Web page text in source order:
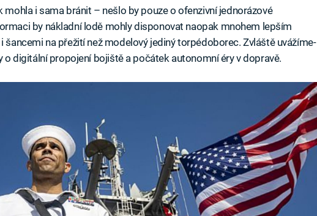
mohla i sama bránit – nešlo by pouze o ofenzivní jednorázové
by nákladní lodě mohly disponovat naopak mnohem lepším
šancemi na přežití než modelový jediný torpédoborec. Zvláště uvážíme-
o digitální propojení bojiště a počátek autonomní éry v dopravě.